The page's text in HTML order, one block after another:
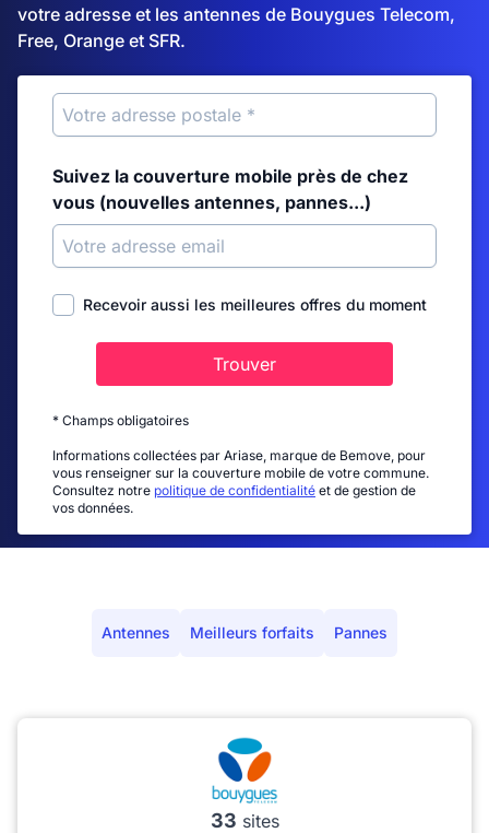
votre adresse et les antennes de Bouygues Telecom,
Free, Orange et SFR.
Suivez la couverture mobile près de chez
vous (nouvelles antennes, pannes...)
Recevoir aussi les meilleures offres du moment
Trouver
* Champs obligatoires
Informations collectées par Ariase, marque de Bemove, pour
vous renseigner sur la couverture mobile de votre commune.
Consultez notre politique de confidentialité et de gestion de
vos données.
Antennes Meilleurs forfaits Pannes
33 sites